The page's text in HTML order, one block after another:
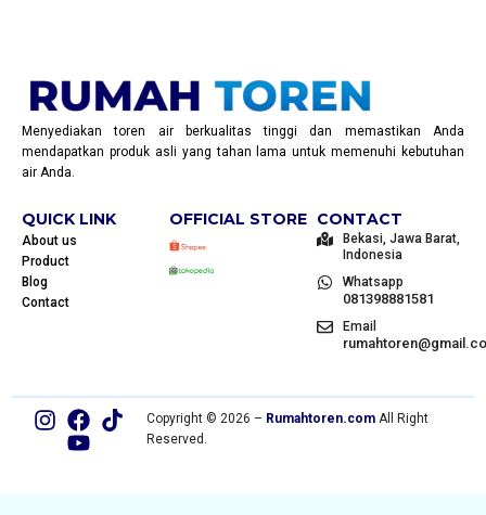
Menyediakan toren air berkualitas tinggi dan memastikan Anda
mendapatkan produk asli yang tahan lama untuk memenuhi kebutuhan
air Anda.
QUICK LINK
About us
Product
Blog
Contact
OFFICIAL STORE CONTACT
Bekasi, Jawa Barat,
Indonesia
Whatsapp
081398881581
Email
Copyright © 2026 – Rumahtoren.comAll Right
Reserved.